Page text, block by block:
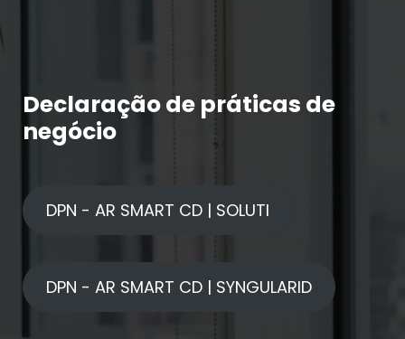
Declaração de práticas de
negócio
DPN - AR SMART CD | SOLUTI
DPN - AR SMART CD | SYNGULARID